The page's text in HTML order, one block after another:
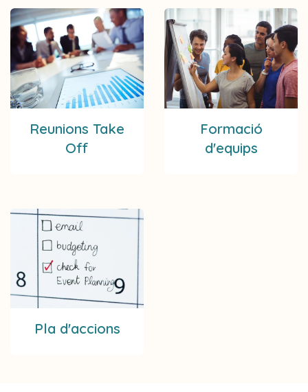
Reunions Take
Off
Formació
d'equips
Pla d'accions